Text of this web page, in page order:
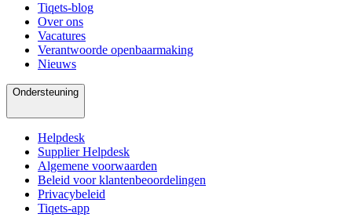
Tiqets-blog
Over ons
Vacatures
Verantwoorde openbaarmaking
Nieuws
Ondersteuning
Helpdesk
Supplier Helpdesk
Algemene voorwaarden
Beleid voor klantenbeoordelingen
Privacybeleid
Tiqets-app